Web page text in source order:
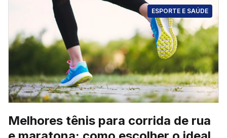
ESPORTE E SAÚDE
Melhores tênis para corrida de rua